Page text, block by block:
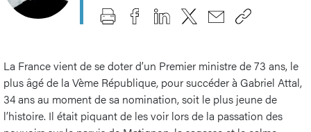
La France vient de se doter d’un Premier ministre de 73 ans, le
plus âgé de la Vème République, pour succéder à Gabriel Attal,
34 ans au moment de sa nomination, soit le plus jeune de
l’histoire. Il était piquant de les voir lors de la passation des